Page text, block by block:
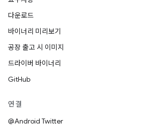
다운로드
바이너리 미리보기
공장 출고 시 이미지
드라이버 바이너리
GitHub
연결
@Android Twitter